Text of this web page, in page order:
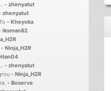
- zhenyatut
zhenyatut
- Kheyoka
iksman82
- Ninja_H2R
- zhenyatut
- Ninja_H2R
- Boserva